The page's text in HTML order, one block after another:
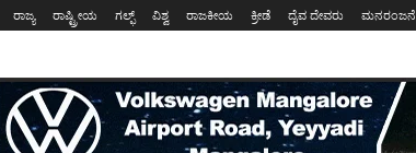
ರಾಜ್ಯ ರಾಷ್ಟ್ರೀಯ ಗಲ್ಫ್ ವಿಶ್ವ ರಾಜಕೀಯ ಕ್ರೀಡೆ ದೈವ ದೇವರು ಮನರಂಜನೆ